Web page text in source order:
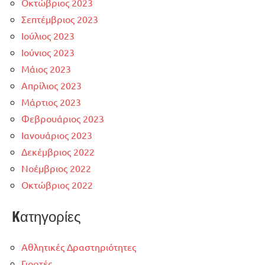
Σεπτέμβριος 2023
Ιούλιος 2023
Ιούνιος 2023
Μάιος 2023
Απρίλιος 2023
Μάρτιος 2023
Φεβρουάριος 2023
Ιανουάριος 2023
Δεκέμβριος 2022
Νοέμβριος 2022
Οκτώβριος 2022
Kατηγορίες
Αθλητικές Δραστηριότητες